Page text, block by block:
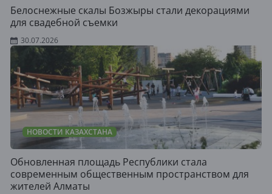
Белоснежные скалы Бозжыры стали декорациями
для свадебной съемки
30.07.2026
НОВОСТИ КАЗАХСТАНА
Обновленная площадь Республики стала
современным общественным пространством для
жителей Алматы